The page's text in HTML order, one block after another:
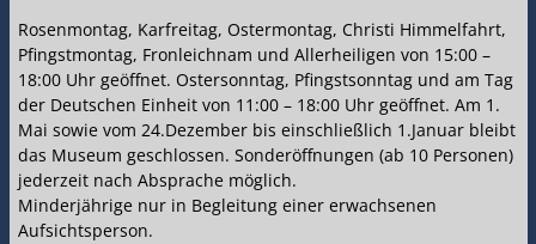
Rosenmontag, Karfreitag, Ostermontag, Christi Himmelfahrt,
Pfingstmontag, Fronleichnam und Allerheiligen von 15:00 –
18:00 Uhr geöffnet. Ostersonntag, Pfingstsonntag und am Tag
der Deutschen Einheit von 11:00 – 18:00 Uhr geöffnet. Am 1.
Mai sowie vom 24.Dezember bis einschließlich 1.Januar bleibt
das Museum geschlossen. Sonderöffnungen (ab 10 Personen)
jederzeit nach Absprache möglich.
Minderjährige nur in Begleitung einer erwachsenen
Aufsichtsperson.